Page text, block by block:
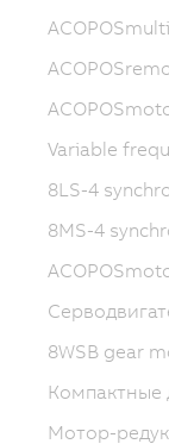
ACOPOSmulti
Variable
8LS-4
8MS-4
8WSB gear
Компактные
Мотор-